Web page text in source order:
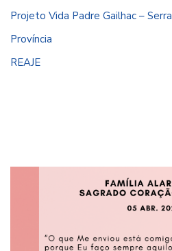
Projeto Vida Padre Gailhac – Serra
Província
REAJE